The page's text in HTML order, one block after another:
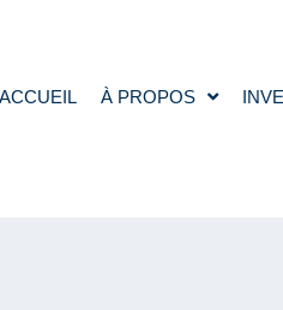
ACCUEIL À PROPOS